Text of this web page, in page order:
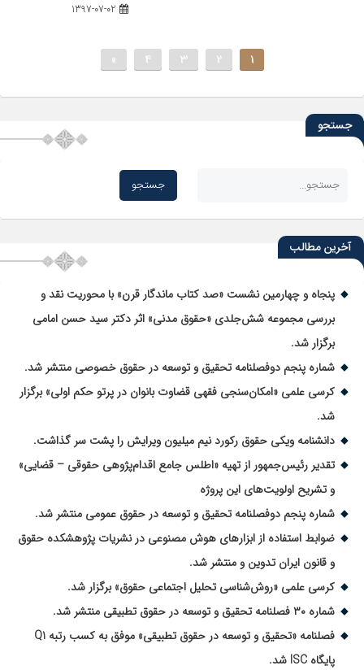
1
2
3
4
»
جستجو
آخرین مطالب
پنجاه و چهارمین نشست «صد کتاب ماندگار قرن» با محوریت نقد و
بررسی مجموعه شش‌جلدی «حقوق مدنی» اثر دکتر سید حسن امامی
برگزار شد.
شماره پنجم دوفصلنامه تحقیق و توسعه در حقوق خصوصی منتشر شد.
کرسی علمی «امکان‌سنجی فقهی قضاوت بانوان در پرتو حکم اولی» برگزار
شد.
دانشنامه ویکی حقوق رکورد نیم میلیون ویرایش را پشت سر گذاشت.
تقدیر رئیس‌جمهور از تهیه «اطلس جامع اقدام‌پژوهی حقوقی – قضایی»
و تشریح اولویت‌های این پروژه
شماره پنجم دوفصلنامه تحقیق و توسعه در حقوق عمومی منتشر شد.
ضوابط استفاده از ابزارهای هوش مصنوعی در نشریات پژوهشکده حقوق
و قانون ایران تدوین و منتشر شد.
کرسی علمی «روش‌شناسی تحلیل اجتماعی حقوق» برگزار شد.
شماره ۳۰ فصلنامه تحقیق و توسعه در حقوق تطبیقی منتشر شد.
فصلنامه «تحقیق و توسعه در حقوق تطبیقی» موفق به کسب رتبه Q1
پایگاه ISC شد.